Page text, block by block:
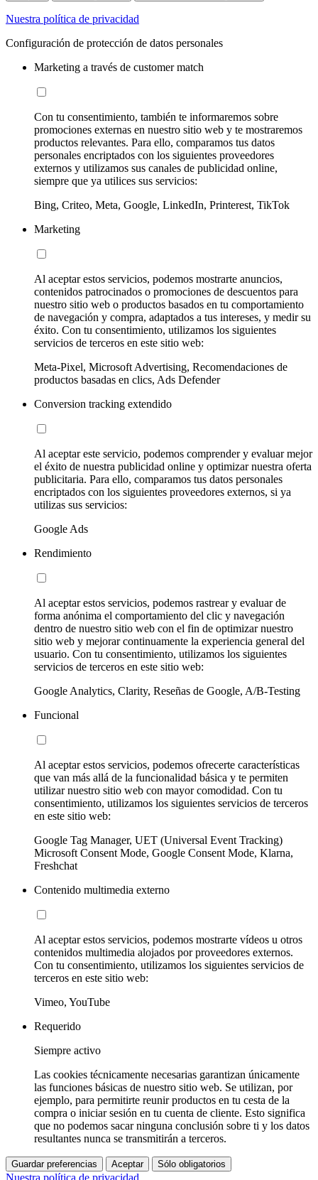
Nuestra política de privacidad
Configuración de protección de datos personales
Marketing a través de customer match
Con tu consentimiento, también te informaremos sobre
promociones externas en nuestro sitio web y te mostraremos
productos relevantes. Para ello, comparamos tus datos
personales encriptados con los siguientes proveedores
externos y utilizamos sus canales de publicidad online,
siempre que ya utilices sus servicios:
Bing, Criteo, Meta, Google, LinkedIn, Printerest, TikTok
Marketing
Al aceptar estos servicios, podemos mostrarte anuncios,
contenidos patrocinados o promociones de descuentos para
nuestro sitio web o productos basados en tu comportamiento
de navegación y compra, adaptados a tus intereses, y medir su
éxito. Con tu consentimiento, utilizamos los siguientes
servicios de terceros en este sitio web:
Meta-Pixel, Microsoft Advertising, Recomendaciones de
productos basadas en clics, Ads Defender
Conversion tracking extendido
Al aceptar este servicio, podemos comprender y evaluar mejor
el éxito de nuestra publicidad online y optimizar nuestra oferta
publicitaria. Para ello, comparamos tus datos personales
encriptados con los siguientes proveedores externos, si ya
utilizas sus servicios:
Google Ads
Rendimiento
Al aceptar estos servicios, podemos rastrear y evaluar de
forma anónima el comportamiento del clic y navegación
dentro de nuestro sitio web con el fin de optimizar nuestro
sitio web y mejorar continuamente la experiencia general del
usuario. Con tu consentimiento, utilizamos los siguientes
servicios de terceros en este sitio web:
Google Analytics, Clarity, Reseñas de Google, A/B-Testing
Funcional
Al aceptar estos servicios, podemos ofrecerte características
que van más allá de la funcionalidad básica y te permiten
utilizar nuestro sitio web con mayor comodidad. Con tu
consentimiento, utilizamos los siguientes servicios de terceros
en este sitio web:
Google Tag Manager, UET (Universal Event Tracking)
Microsoft Consent Mode, Google Consent Mode, Klarna,
Freshchat
Contenido multimedia externo
Al aceptar estos servicios, podemos mostrarte vídeos u otros
contenidos multimedia alojados por proveedores externos.
Con tu consentimiento, utilizamos los siguientes servicios de
terceros en este sitio web:
Vimeo, YouTube
Requerido
Siempre activo
Las cookies técnicamente necesarias garantizan únicamente
las funciones básicas de nuestro sitio web. Se utilizan, por
ejemplo, para permitirte reunir productos en tu cesta de la
compra o iniciar sesión en tu cuenta de cliente. Esto significa
que no podemos sacar ninguna conclusión sobre ti y los datos
resultantes nunca se transmitirán a terceros.
Guardar preferencias Aceptar Sólo obligatorios
Nuestra política de privacidad